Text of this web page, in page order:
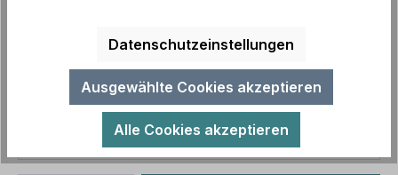
Gesamtpreis
12,50 €
Preise inkl. MwSt. zzgl. Versandkosten
Aufgrund von Neuberechnungen im Warenkorb sind
abweichende Endpreise möglich.
Datenschutzeinstellungen
Ausgewählte Cookies akzeptieren
Alle Cookies akzeptieren